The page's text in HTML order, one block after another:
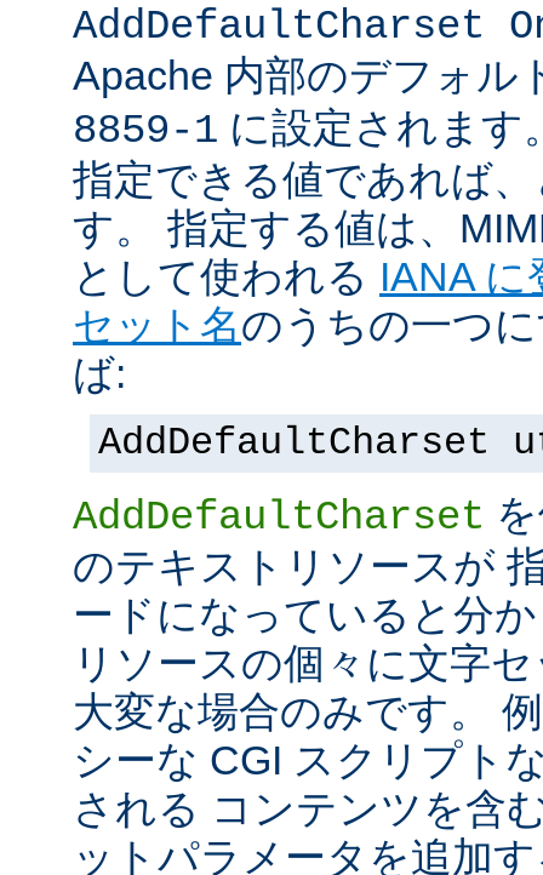
AddDefaultCharset
Apache 内部のデフォル
8859-1 に設定されま
指定できる値であれば
す。 指定する値は、
として使われる IANA
セット名のうちの一つ
ば:
AddDefaultCharset
AddDefaultCharset
のテキストリソースが
ードになっていると分
リソースの個々に文字
大変な場合のみです。
シーな CGI スクリプト
される コンテンツを含
ットパラメータを追加